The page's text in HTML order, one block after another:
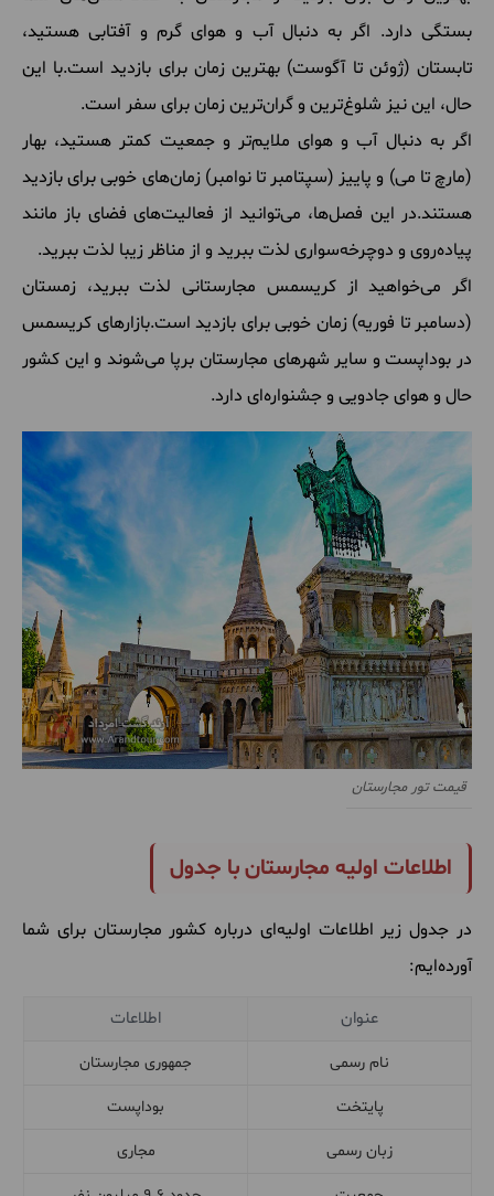
بستگی دارد. اگر به دنبال آب و هوای گرم و آفتابی هستید،
تابستان (ژوئن تا آگوست) بهترین زمان برای بازدید است.با این
حال، این نیز شلوغ‌ترین و گران‌ترین زمان برای سفر است.
اگر به دنبال آب و هوای ملایم‌تر و جمعیت کمتر هستید، بهار
(مارچ تا می) و پاییز (سپتامبر تا نوامبر) زمان‌های خوبی برای بازدید
هستند.در این فصل‌ها، می‌توانید از فعالیت‌های فضای باز مانند
پیاده‌روی و دوچرخه‌سواری لذت ببرید و از مناظر زیبا لذت ببرید.
اگر می‌خواهید از کریسمس مجارستانی لذت ببرید، زمستان
(دسامبر تا فوریه) زمان خوبی برای بازدید است.بازارهای کریسمس
در بوداپست و سایر شهرهای مجارستان برپا می‌شوند و این کشور
حال و هوای جادویی و جشنواره‌ای دارد.
قیمت تور مجارستان
اطلاعات اولیه مجارستان با جدول
در جدول زیر اطلاعات اولیه‌ای درباره کشور مجارستان برای شما
آورده‌ایم:
عنوان اطلاعات
نام رسمی جمهوری مجارستان
پایتخت بوداپست
زبان رسمی مجاری